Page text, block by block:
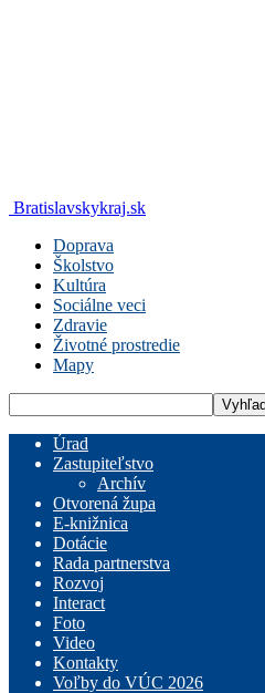
Bratislavskykraj.sk
Doprava
Školstvo
Kultúra
Sociálne veci
Zdravie
Životné prostredie
Mapy
Úrad
Zastupiteľstvo
Archív
Otvorená župa
E-knižnica
Dotácie
Rada partnerstva
Rozvoj
Interact
Foto
Video
Kontakty
Voľby do VÚC 2026